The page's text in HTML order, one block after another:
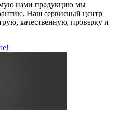
нами продукцию мы
Наш сервисный центр
качественную, проверку и